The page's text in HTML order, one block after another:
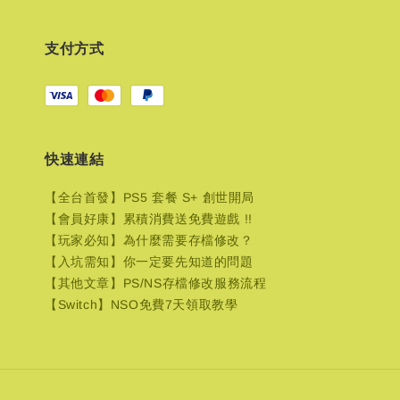
支付方式
快速連結
【全台首發】PS5 套餐 S+ 創世開局
【會員好康】累積消費送免費遊戲 !!
【玩家必知】為什麼需要存檔修改？
【入坑需知】你一定要先知道的問題
【其他文章】PS/NS存檔修改服務流程
【Switch】NSO免費7天領取教學